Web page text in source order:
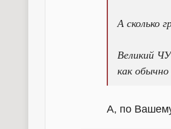
А сколько
Великий
как обычно
А, по